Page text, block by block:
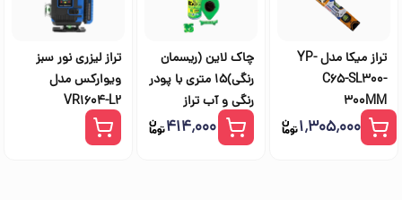
تراز میکا مدل YP-
C65-SL300-
300MM
۱٬۳۰۵٬۰۰۰
چاک لاین (ریسمان
رنگی)۱۵ متری با پودر
رنگی و آب تراز
۴۱۴٬۰۰۰
تراز لیزری نور سبز
ویوارکس مدل
VR1604-L2